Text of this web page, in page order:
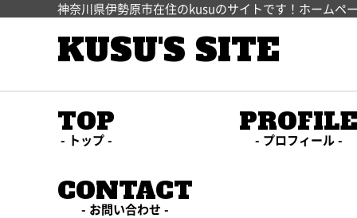
神奈川県伊勢原市在住のkusuのサイトです！ホームペ
KUSU'S SITE
TOP
トップ
PROFILE
プロフィール
CONTACT
お問い合わせ